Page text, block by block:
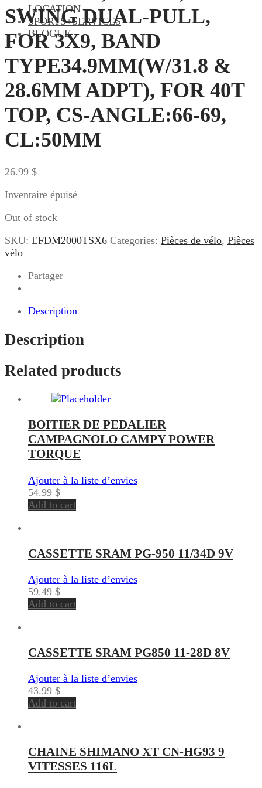
LOCATION
SPORTS+SERVICES
BLOGUE
SWING DUAL-PULL,
FOR 3X9, BAND
TYPE34.9MM(W/31.8 &
28.6MM ADPT), FOR 40T
TOP, CS-ANGLE:66-69,
CL:50MM
26.99 $
Inventaire épuisé
Out of stock
SKU: EFDM2000TSX6 Categories: Pièces de vélo, Pièces
vélo
Partager
Description
Description
Related products
BOITIER DE PEDALIER
CAMPAGNOLO CAMPY POWER
TORQUE
Ajouter à la liste d’envies
54.99 $
Add to cart
CASSETTE SRAM PG-950 11/34D 9V
Ajouter à la liste d’envies
59.49 $
Add to cart
CASSETTE SRAM PG850 11-28D 8V
Ajouter à la liste d’envies
43.99 $
Add to cart
CHAINE SHIMANO XT CN-HG93 9
VITESSES 116L